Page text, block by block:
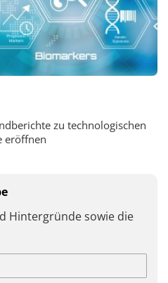
zu technologischen
eröffnen
Hintergründe sowie die